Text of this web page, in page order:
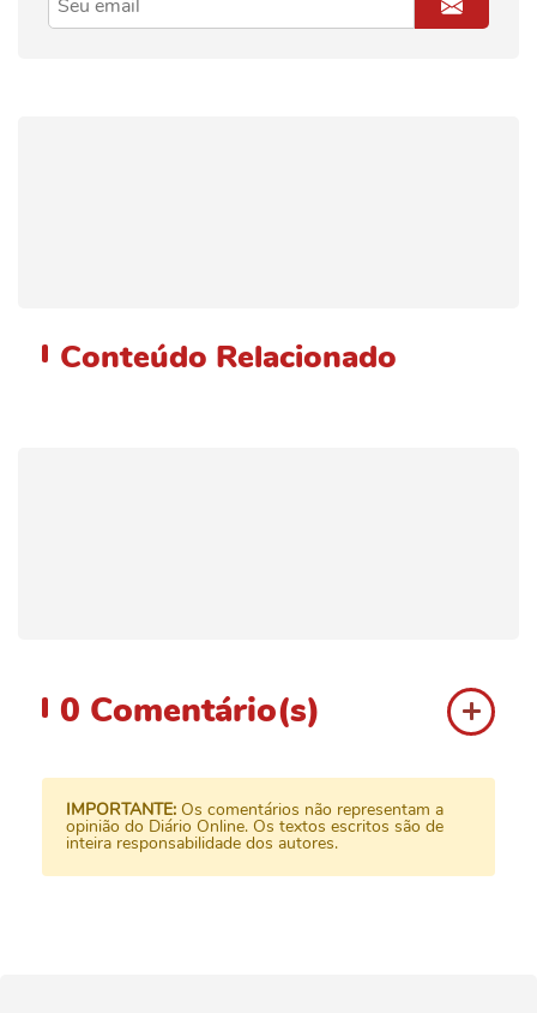
Conteúdo Relacionado
0 Comentário(s)
IMPORTANTE: Os comentários não representam a
opinião do Diário Online. Os textos escritos são de
inteira responsabilidade dos autores.